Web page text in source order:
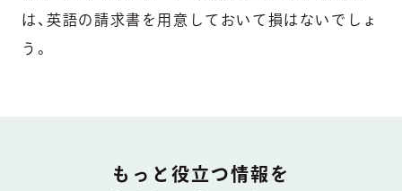
は、英語の請求書を用意しておいて損はないでしょ
う。
DOCUMENT
もっと役立つ情報を